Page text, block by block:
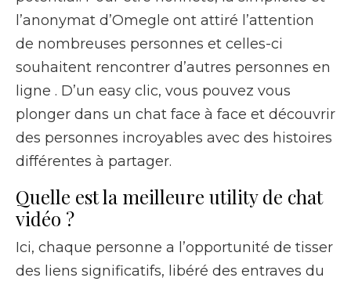
l’anonymat d’Omegle ont attiré l’attention
de nombreuses personnes et celles-ci
souhaitent rencontrer d’autres personnes en
ligne . D’un easy clic, vous pouvez vous
plonger dans un chat face à face et découvrir
des personnes incroyables avec des histoires
différentes à partager.
Quelle est la meilleure utility de chat
vidéo ?
Ici, chaque personne a l’opportunité de tisser
des liens significatifs, libéré des entraves du